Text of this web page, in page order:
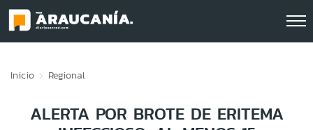
Inicio Regional
ALERTA POR BROTE DE ERITEMA